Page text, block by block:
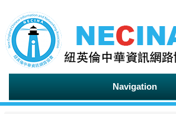
Navigation